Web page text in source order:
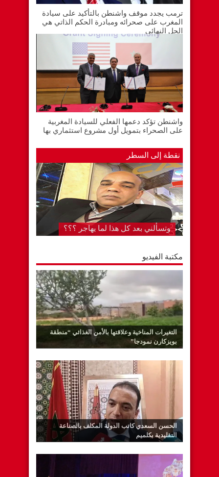
ترمب يجدد موقف واشنطن بالتأكيد على سيادة
المغرب على صحرائه ومبادرة الحكم الذاتي هي
الحل النهائي
واشنطن تؤكد دعمها الفعلي للسيادة المغربية
على الصحراء بتمويل أول مشروع استثماري بها
نقطة إلى السطر
المستشفى الجهوي بكلميم..لا تزال دار
لقمان على حالها رغم….. “قل كلمتك
وامض”
مكتبة الفيديو
التغيرات المناخية وعلاقتها بالأمن الغذائي “منطقة
بويزكارن نمودجا”
الحسن السعدي كاتب الدولة المكلف بالصناعة
التقليدية بكلميم